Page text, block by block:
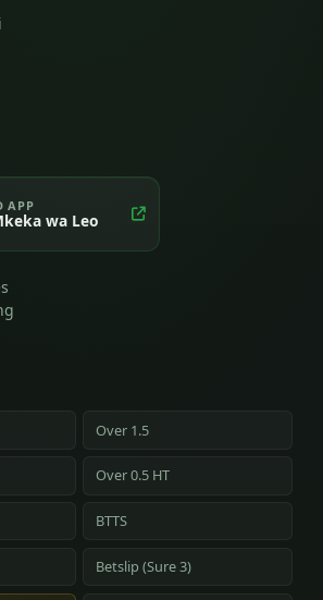
APP
wa Leo
Over 1.5
Over 0.5 HT
BTTS
Betslip (Sure 3)